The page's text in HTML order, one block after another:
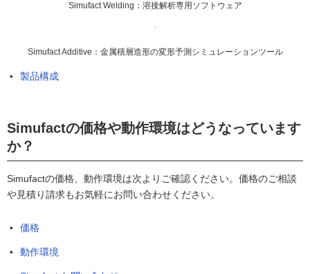
Simufact Welding：溶接解析専用ソフトウェア
Simufact Additive：金属積層造形の変形予測シミュレーションツール
製品構成
Simufactの価格や動作環境はどうなっています
か？
Simufactの価格、動作環境は次よりご確認ください。価格のご相談
や見積り請求もお気軽にお問い合わせください。
価格
動作環境